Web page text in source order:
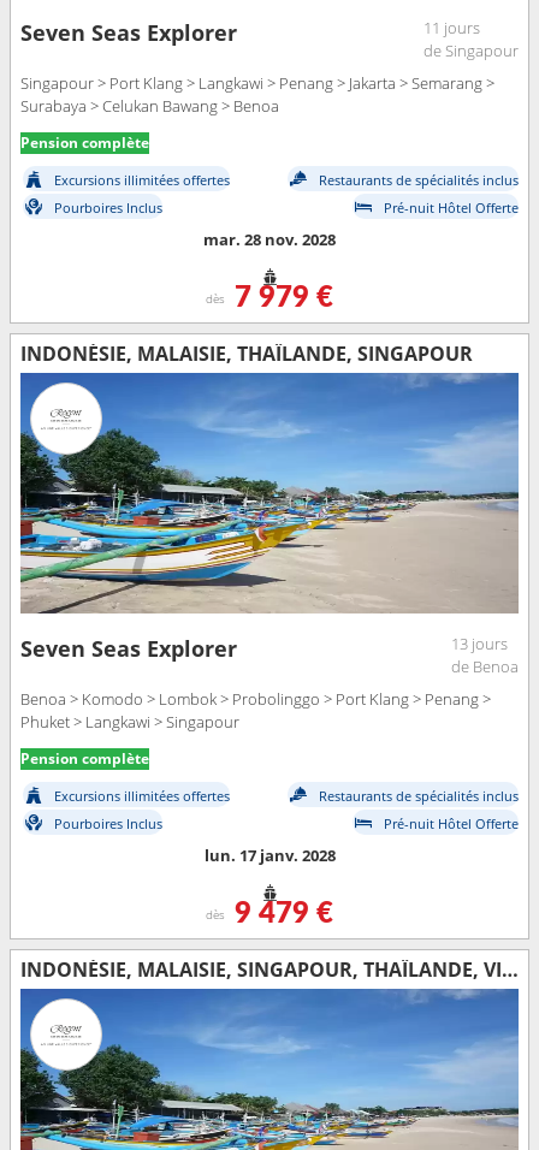
Seven Seas Explorer
11 jours
de Singapour
Singapour > Port Klang > Langkawi > Penang > Jakarta > Semarang >
Surabaya > Celukan Bawang > Benoa
Pension complète
Excursions illimitées offertes
Restaurants de spécialités inclus
Pourboires Inclus
Pré-nuit Hôtel Offerte
mar. 28 nov. 2028
dès 7 979 €
INDONÉSIE, MALAISIE, THAÏLANDE, SINGAPOUR
Seven Seas Explorer
13 jours
de Benoa
Benoa > Komodo > Lombok > Probolinggo > Port Klang > Penang >
Phuket > Langkawi > Singapour
Pension complète
Excursions illimitées offertes
Restaurants de spécialités inclus
Pourboires Inclus
Pré-nuit Hôtel Offerte
lun. 17 janv. 2028
dès 9 479 €
INDONÉSIE, MALAISIE, SINGAPOUR, THAÏLANDE, VIETNAM, CHINE, TAÏWAN